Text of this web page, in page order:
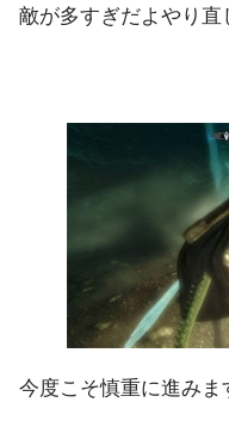
敵が多すぎだよやり直
今度こそ慎重に進みま